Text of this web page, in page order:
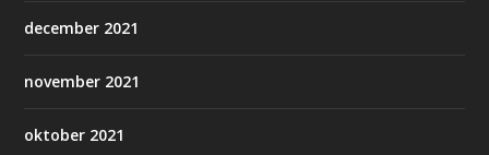
december 2021
november 2021
oktober 2021